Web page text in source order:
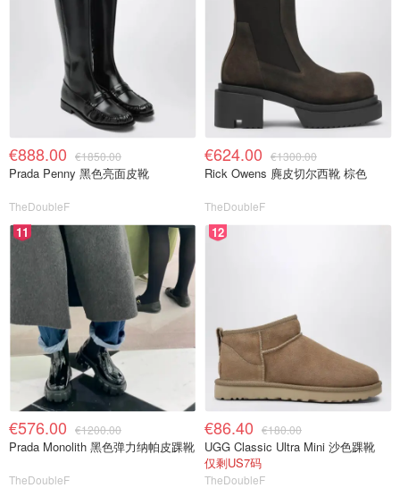
€888.00 €1850.00
Prada Penny 黑色亮面皮靴
TheDoubleF
€624.00 €1300.00
Rick Owens 麂皮切尔西靴 棕色
TheDoubleF
11
€576.00 €1200.00
Prada Monolith 黑色弹力纳帕皮踝靴
TheDoubleF
12
€86.40 €180.00
UGG Classic Ultra Mini 沙色踝靴
仅剩US7码
TheDoubleF